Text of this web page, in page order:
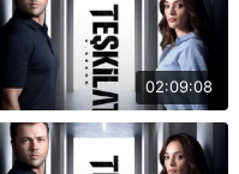
02:09:08